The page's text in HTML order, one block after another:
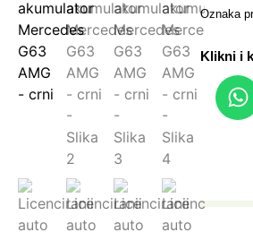
Oznaka
Klikni i